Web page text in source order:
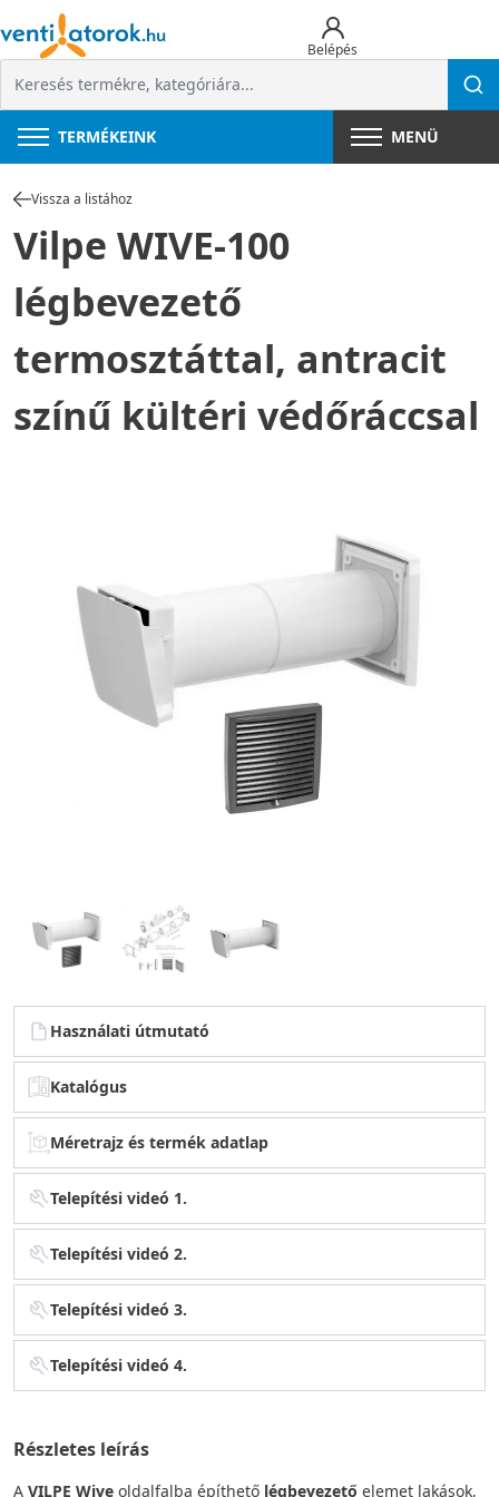
Belépés
TERMÉKEINK MENÜ
Vissza a listához
Vilpe WIVE-100
légbevezető
termosztáttal, antracit
színű kültéri védőráccsal
Használati útmutató
Katalógus
Méretrajz és termék adatlap
Telepítési videó 1.
Telepítési videó 2.
Telepítési videó 3.
Telepítési videó 4.
Részletes leírás
A VILPE Wive oldalfalba építhető légbevezető elemet lakások,